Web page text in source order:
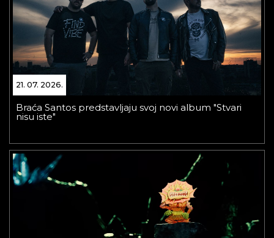
21. 07. 2026.
Braća Santos predstavljaju svoj novi album "Stvari
nisu iste"